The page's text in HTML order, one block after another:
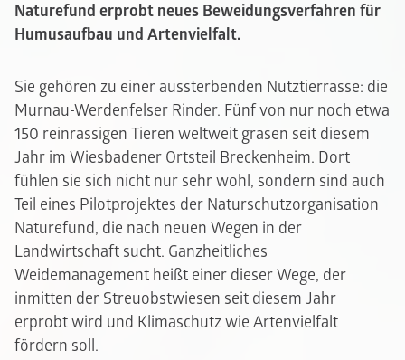
Naturefund erprobt neues Beweidungsverfahren für
Humusaufbau und Artenvielfalt.
Sie gehören zu einer aussterbenden Nutztierrasse: die
Murnau-Werdenfelser Rinder. Fünf von nur noch etwa
150 reinrassigen Tieren weltweit grasen seit diesem
Jahr im Wiesbadener Ortsteil Breckenheim. Dort
fühlen sie sich nicht nur sehr wohl, sondern sind auch
Teil eines Pilotprojektes der Naturschutzorganisation
Naturefund, die nach neuen Wegen in der
Landwirtschaft sucht. Ganzheitliches
Weidemanagement heißt einer dieser Wege, der
inmitten der Streuobstwiesen seit diesem Jahr
erprobt wird und Klimaschutz wie Artenvielfalt
fördern soll.